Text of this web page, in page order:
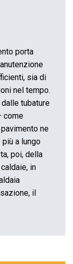
porta
sia di
nel tempo.
tubature
come
ne
più a lungo
poi, della
in
il